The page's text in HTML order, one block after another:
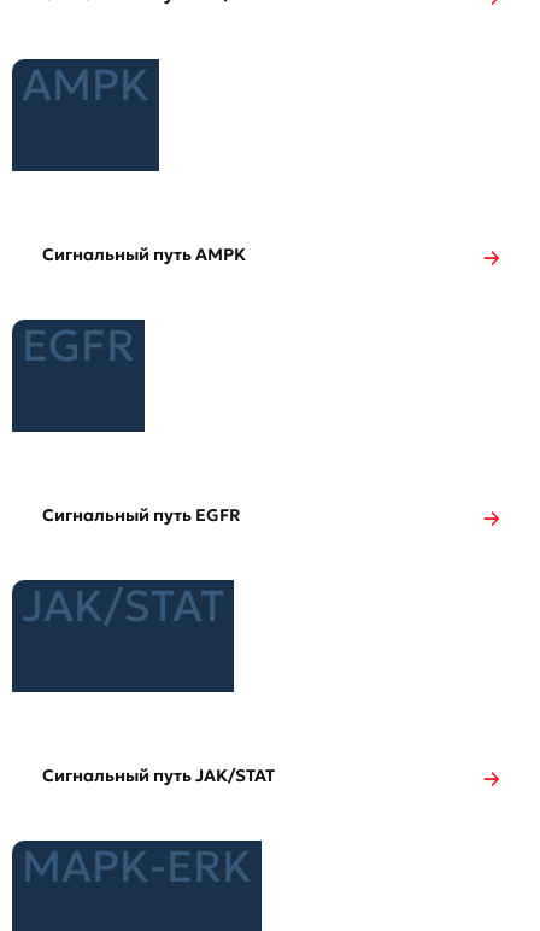
AMPK
Сигнальный путь AMPK
EGFR
Сигнальный путь EGFR
JAK/STAT
Сигнальный путь JAK/STAT
MAPK-ERK